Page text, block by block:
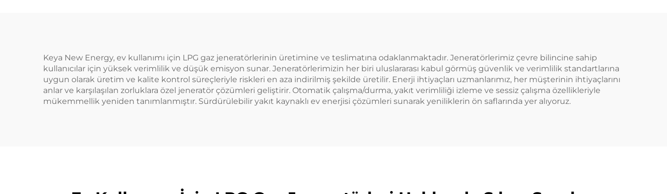
Keya New Energy, ev kullanımı için LPG gaz jeneratörlerinin üretimine ve teslimatına odaklanmaktadır. Jeneratörlerimiz çevre bilincine sahip
kullanıcılar için yüksek verimlilik ve düşük emisyon sunar. Jeneratörlerimizin her biri uluslararası kabul görmüş güvenlik ve verimlilik standartlarına
uygun olarak üretim ve kalite kontrol süreçleriyle riskleri en aza indirilmiş şekilde üretilir. Enerji ihtiyaçları uzmanlarımız, her müşterinin ihtiyaçlarını
anlar ve karşılaşılan zorluklara özel jeneratör çözümleri geliştirir. Otomatik çalışma/durma, yakıt verimliliği izleme ve sessiz çalışma özellikleriyle
mükemmellik yeniden tanımlanmıştır. Sürdürülebilir yakıt kaynaklı ev enerjisi çözümleri sunarak yeniliklerin ön saflarında yer alıyoruz.